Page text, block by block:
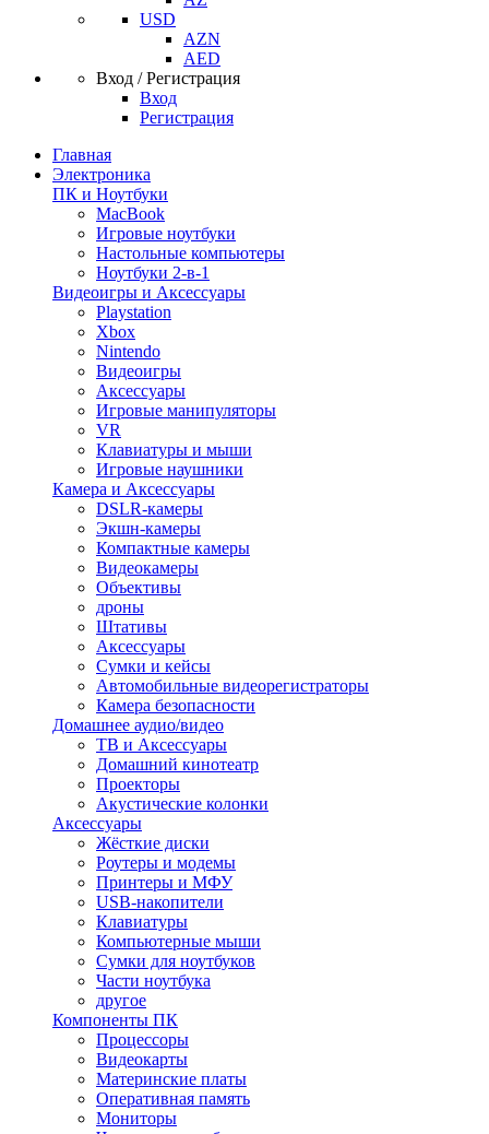
USD
AZN
AED
Вход / Регистрация
Вход
Регистрация
Главная
Электроника
ПК и Ноутбуки
MacBook
Игровые ноутбуки
Настольные компьютеры
Ноутбуки 2-в-1
Видеоигры и Аксессуары
Playstation
Xbox
Nintendo
Видеоигры
Аксессуары
Игровые манипуляторы
VR
Клавиатуры и мыши
Игровые наушники
Камера и Аксессуары
DSLR-камеры
Экшн-камеры
Компактные камеры
Видеокамеры
Объективы
дроны
Штативы
Аксессуары
Сумки и кейсы
Автомобильные видеорегистраторы
Камера безопасности
Домашнее аудио/видео
ТВ и Аксессуары
Домашний кинотеатр
Проекторы
Акустические колонки
Аксессуары
Жёсткие диски
Роутеры и модемы
Принтеры и МФУ
USB-накопители
Клавиатуры
Компьютерные мыши
Сумки для ноутбуков
Части ноутбука
другое
Компоненты ПК
Процессоры
Видеокарты
Материнские платы
Оперативная память
Мониторы